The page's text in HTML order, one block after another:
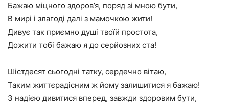
Бажаю міцного здоров’я, поряд зі мною бути,
В мирі і злагоді далі з мамочкою жити!
Дивує так приємно душі твоїй простота,
Дожити тобі бажаю я до серйозних ста!
Шістдесят сьогодні татку, сердечно вітаю,
Таким життєрадісним ж йому залишитися я бажаю!
З надією дивитися вперед, завжди здоровим бути,